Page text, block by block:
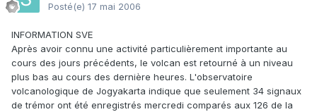
Posté(e) 17 mai 2006
INFORMATION SVE
Après avoir connu une activité particulièrement importante au
cours des jours précédents, le volcan est retourné à un niveau
plus bas au cours des dernière heures. L'observatoire
volcanologique de Jogyakarta indique que seulement 34 signaux
de trémor ont été enregistrés mercredi comparés aux 126 de la